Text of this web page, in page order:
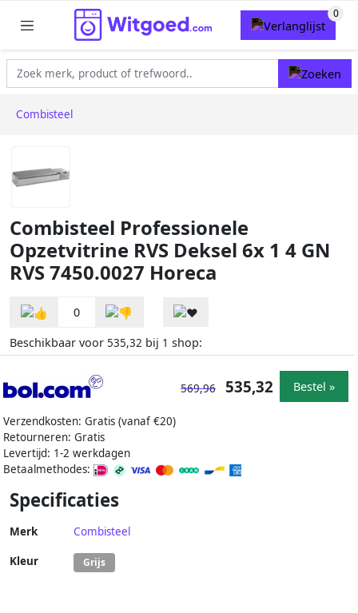
Combisteel
Combisteel Professionele
Opzetvitrine RVS Deksel 6x 1 4 GN
RVS 7450.0027 Horeca
0
Beschikbaar voor 535,32 bij 1 shop:
Verzendkosten: Gratis (vanaf €20)
Retourneren: Gratis
Levertijd: 1-2 werkdagen
Betaalmethodes:
569,96 535,32 Bestel »
Specificaties
Merk Combisteel
Kleur Grijs